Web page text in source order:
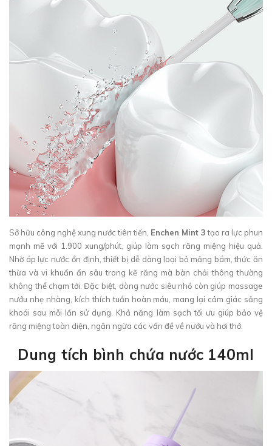
Sở hữu công nghệ xung nước tiên tiến, Enchen Mint 3tạo ra lực phun
mạnh mẽ với 1.900 xung/phút, giúp làm sạch răng miệng hiệu quả.
Nhờ áp lực nước ổn định, thiết bị dễ dàng loại bỏ mảng bám, thức ăn
thừa và vi khuẩn ẩn sâu trong kẽ răng mà bàn chải thông thường
không thể chạm tới. Đặc biệt, dòng nước siêu nhỏ còn giúp massage
nướu nhẹ nhàng, kích thích tuần hoàn máu, mang lại cảm giác sảng
khoái sau mỗi lần sử dụng. Khả năng làm sạch tối ưu giúp bảo vệ
răng miệng toàn diện, ngăn ngừa các vấn đề về nướu và hơi thở.
Dung tích bình chứa nước 140ml